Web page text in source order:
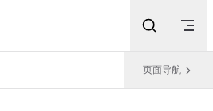
页面导航